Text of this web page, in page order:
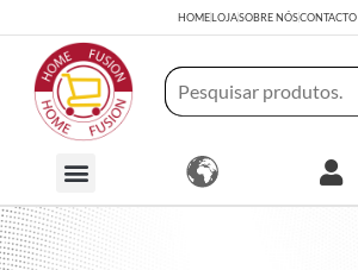
HOMELOJASOBRE NÓSCONTACTO